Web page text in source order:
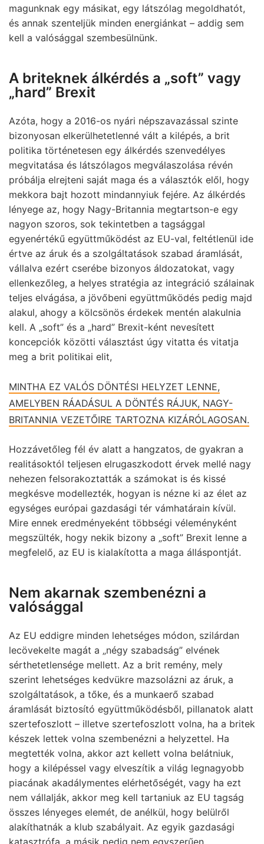
magunknak egy másikat, egy látszólag megoldhatót,
és annak szenteljük minden energiánkat – addig sem
kell a valósággal szembesülnünk.
A briteknek álkérdés a „soft” vagy
„hard” Brexit
Azóta, hogy a 2016-os nyári népszavazással szinte
bizonyosan elkerülhetetlenné vált a kilépés, a brit
politika történetesen egy álkérdés szenvedélyes
megvitatása és látszólagos megválaszolása révén
próbálja elrejteni saját maga és a választók elől, hogy
mekkora bajt hozott mindannyiuk fejére. Az álkérdés
lényege az, hogy Nagy-Britannia megtartson-e egy
nagyon szoros, sok tekintetben a tagsággal
egyenértékű együttműködést az EU-val, feltétlenül ide
értve az áruk és a szolgáltatások szabad áramlását,
vállalva ezért cserébe bizonyos áldozatokat, vagy
ellenkezőleg, a helyes stratégia az integráció szálainak
teljes elvágása, a jövőbeni együttműködés pedig majd
alakul, ahogy a kölcsönös érdekek mentén alakulnia
kell. A „soft” és a „hard” Brexit-ként nevesített
koncepciók közötti választást úgy vitatta és vitatja
meg a brit politikai elit,
MINTHA EZ VALÓS DÖNTÉSI HELYZET LENNE,
AMELYBEN RÁADÁSUL A DÖNTÉS RÁJUK, NAGY-
BRITANNIA VEZETŐIRE TARTOZNA KIZÁRÓLAGOSAN.
Hozzávetőleg fél év alatt a hangzatos, de gyakran a
realitásoktól teljesen elrugaszkodott érvek mellé nagy
nehezen felsorakoztatták a számokat is és kissé
megkésve modellezték, hogyan is nézne ki az élet az
egységes európai gazdasági tér vámhatárain kívül.
Mire ennek eredményeként többségi véleményként
megszülték, hogy nekik bizony a „soft” Brexit lenne a
megfelelő, az EU is kialakította a maga álláspontját.
Nem akarnak szembenézni a
valósággal
Az EU eddigre minden lehetséges módon, szilárdan
lecövekelte magát a „négy szabadság” elvének
sérthetetlensége mellett. Az a brit remény, mely
szerint lehetséges kedvükre mazsolázni az áruk, a
szolgáltatások, a tőke, és a munkaerő szabad
áramlását biztosító együttműködésből, pillanatok alatt
szertefoszlott – illetve szertefoszlott volna, ha a britek
készek lettek volna szembenézni a helyzettel. Ha
megtették volna, akkor azt kellett volna belátniuk,
hogy a kilépéssel vagy elveszítik a világ legnagyobb
piacának akadálymentes elérhetőségét, vagy ha ezt
nem vállalják, akkor meg kell tartaniuk az EU tagság
összes lényeges elemét, de anélkül, hogy belülről
alakíthatnák a klub szabályait. Az egyik gazdasági
katasztrófa, a másik pedig nem egyszerűen